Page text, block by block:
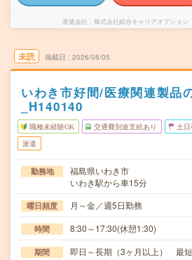
派遣会社 株式会社綜合キャリアオプション
未読 掲載日 2026/08/05
いわき市好間/医療関連製品
_H140140
職種未経験OK 交通費別途支給あり 土
派遣
勤務地
福島県いわき市
いわき駅から車15分
曜日頻度 月～金／週5日勤務
時間 8:30～17:30(休憩1:30)
期間 即日～長期（3ヶ月以上） 最